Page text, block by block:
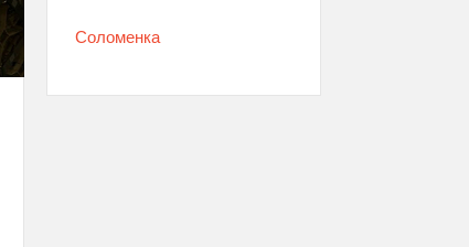
Соломенка